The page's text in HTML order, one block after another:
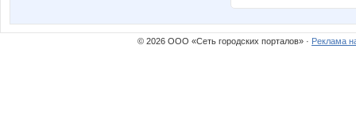
© 2026 ООО «Сеть городских порталов» · Реклама